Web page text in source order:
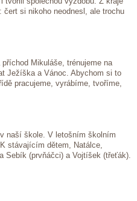
si nikoho neodnesl, ale trochu
Mikuláše, trénujeme na
Ježíška a Vánoc. Abychom si to
pracujeme, vyrábíme, tvoříme,
naší škole. V letošním školním
stávajícím dětem, Natálce,
Sebík (prvňáčci) a Vojtíšek (třeťák).